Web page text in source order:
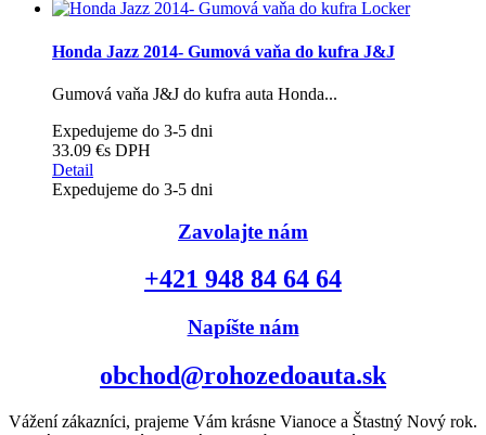
Honda Jazz 2014- Gumová vaňa do kufra J&J
Gumová vaňa J&J do kufra auta Honda...
Expedujeme do 3-5 dni
33.09 €s DPH
Detail
Expedujeme do 3-5 dni
Zavolajte nám
+421 948 84 64 64
Napíšte nám
obchod@rohozedoauta.sk
Vážení zákazníci, prajeme Vám krásne Vianoce a Štastný Nový rok.